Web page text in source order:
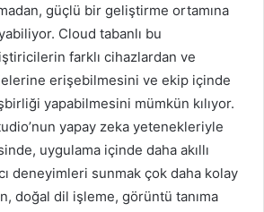
güçlü bir geliştirme ortamına
Cloud tabanlı bu
farklı cihazlardan ve
erişebilmesini ve ekip içinde
yapabilmesini mümkün kılıyor.
yapay zeka yetenekleriyle
uygulama içinde daha akıllı
deneyimleri sunmak çok daha kolay
doğal dil işleme, görüntü tanıma